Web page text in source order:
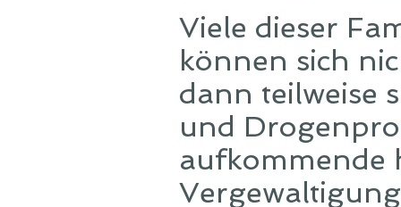
Viele dieser
können sich
dann teilweise
und
aufkommende